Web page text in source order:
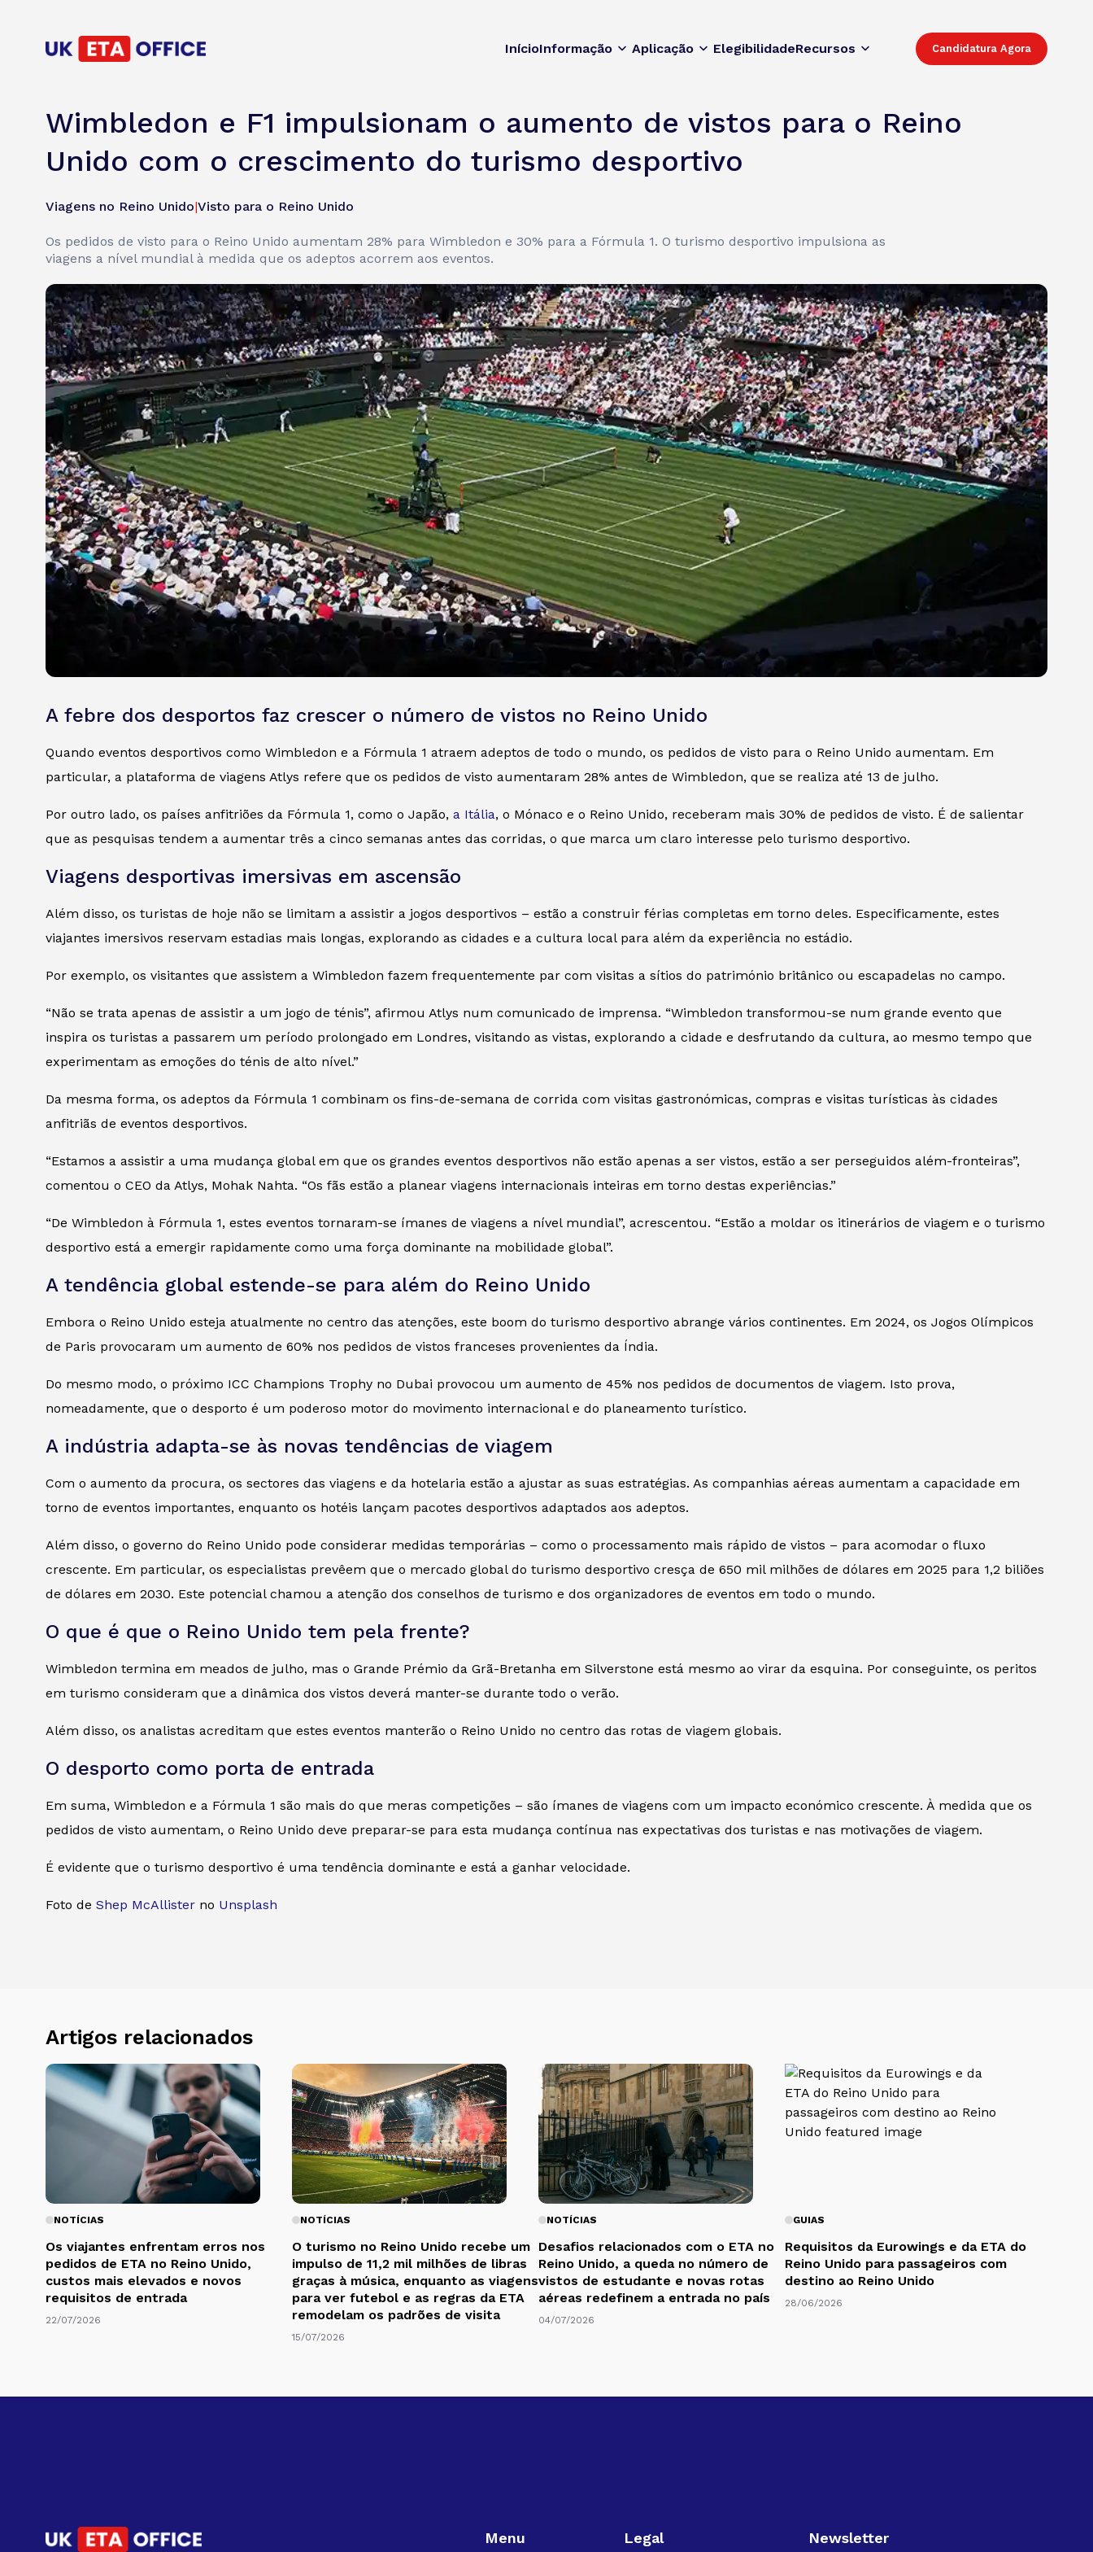
InícioInformação Aplicação ElegibilidadeRecursos Candidatura Agora
Wimbledon e F1 impulsionam o aumento de vistos para o Reino
Unido com o crescimento do turismo desportivo
Viagens no Reino Unido|Visto para o Reino Unido
Os pedidos de visto para o Reino Unido aumentam 28% para Wimbledon e 30% para a Fórmula 1. O turismo desportivo impulsiona as
viagens a nível mundial à medida que os adeptos acorrem aos eventos.
A febre dos desportos faz crescer o número de vistos no Reino Unido
Quando eventos desportivos como Wimbledon e a Fórmula 1 atraem adeptos de todo o mundo, os pedidos de visto para o Reino Unido aumentam. Em
particular, a plataforma de viagens Atlys refere que os pedidos de visto aumentaram 28% antes de Wimbledon, que se realiza até 13 de julho.
Por outro lado, os países anfitriões da Fórmula 1, como o Japão, a Itália, o Mónaco e o Reino Unido, receberam mais 30% de pedidos de visto. É de salientar
que as pesquisas tendem a aumentar três a cinco semanas antes das corridas, o que marca um claro interesse pelo turismo desportivo.
Viagens desportivas imersivas em ascensão
Além disso, os turistas de hoje não se limitam a assistir a jogos desportivos – estão a construir férias completas em torno deles. Especificamente, estes
viajantes imersivos reservam estadias mais longas, explorando as cidades e a cultura local para além da experiência no estádio.
Por exemplo, os visitantes que assistem a Wimbledon fazem frequentemente par com visitas a sítios do património britânico ou escapadelas no campo.
“Não se trata apenas de assistir a um jogo de ténis”, afirmou Atlys num comunicado de imprensa. “Wimbledon transformou-se num grande evento que
inspira os turistas a passarem um período prolongado em Londres, visitando as vistas, explorando a cidade e desfrutando da cultura, ao mesmo tempo que
experimentam as emoções do ténis de alto nível.”
Da mesma forma, os adeptos da Fórmula 1 combinam os fins-de-semana de corrida com visitas gastronómicas, compras e visitas turísticas às cidades
anfitriãs de eventos desportivos.
“Estamos a assistir a uma mudança global em que os grandes eventos desportivos não estão apenas a ser vistos, estão a ser perseguidos além-fronteiras”,
comentou o CEO da Atlys, Mohak Nahta. “Os fãs estão a planear viagens internacionais inteiras em torno destas experiências.”
“De Wimbledon à Fórmula 1, estes eventos tornaram-se ímanes de viagens a nível mundial”, acrescentou. “Estão a moldar os itinerários de viagem e o turismo
desportivo está a emergir rapidamente como uma força dominante na mobilidade global”.
A tendência global estende-se para além do Reino Unido
Embora o Reino Unido esteja atualmente no centro das atenções, este boom do turismo desportivo abrange vários continentes. Em 2024, os Jogos Olímpicos
de Paris provocaram um aumento de 60% nos pedidos de vistos franceses provenientes da Índia.
Do mesmo modo, o próximo ICC Champions Trophy no Dubai provocou um aumento de 45% nos pedidos de documentos de viagem. Isto prova,
nomeadamente, que o desporto é um poderoso motor do movimento internacional e do planeamento turístico.
A indústria adapta-se às novas tendências de viagem
Com o aumento da procura, os sectores das viagens e da hotelaria estão a ajustar as suas estratégias. As companhias aéreas aumentam a capacidade em
torno de eventos importantes, enquanto os hotéis lançam pacotes desportivos adaptados aos adeptos.
Além disso, o governo do Reino Unido pode considerar medidas temporárias – como o processamento mais rápido de vistos – para acomodar o fluxo
crescente. Em particular, os especialistas prevêem que o mercado global do turismo desportivo cresça de 650 mil milhões de dólares em 2025 para 1,2 biliões
de dólares em 2030. Este potencial chamou a atenção dos conselhos de turismo e dos organizadores de eventos em todo o mundo.
O que é que o Reino Unido tem pela frente?
Wimbledon termina em meados de julho, mas o Grande Prémio da Grã-Bretanha em Silverstone está mesmo ao virar da esquina. Por conseguinte, os peritos
em turismo consideram que a dinâmica dos vistos deverá manter-se durante todo o verão.
Além disso, os analistas acreditam que estes eventos manterão o Reino Unido no centro das rotas de viagem globais.
O desporto como porta de entrada
Em suma, Wimbledon e a Fórmula 1 são mais do que meras competições – são ímanes de viagens com um impacto económico crescente. À medida que os
pedidos de visto aumentam, o Reino Unido deve preparar-se para esta mudança contínua nas expectativas dos turistas e nas motivações de viagem.
É evidente que o turismo desportivo é uma tendência dominante e está a ganhar velocidade.
Foto de Shep McAllister no Unsplash
Artigos relacionados
NOTÍCIAS
Os viajantes enfrentam erros nos
pedidos de ETA no Reino Unido,
custos mais elevados e novos
requisitos de entrada
22/07/2026
NOTÍCIAS
O turismo no Reino Unido recebe um
impulso de 11,2 mil milhões de libras
graças à música, enquanto as viagens
para ver futebol e as regras da ETA
remodelam os padrões de visita
15/07/2026
NOTÍCIAS
Desafios relacionados com o ETA no
Reino Unido, a queda no número de
vistos de estudante e novas rotas
aéreas redefinem a entrada no país
04/07/2026
GUIAS
Requisitos da Eurowings e da ETA do
Reino Unido para passageiros com
destino ao Reino Unido
28/06/2026
Menu
Legal
Newsletter